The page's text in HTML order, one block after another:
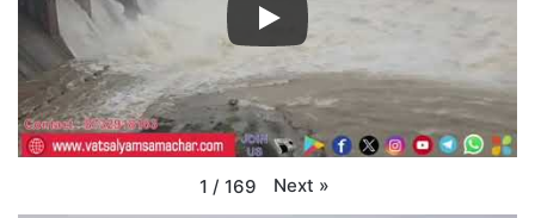
1 / 169 Next »